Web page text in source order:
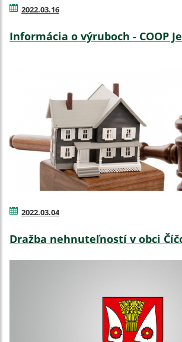
2022.03.16
Informácia o výruboch - COOP
2022.03.04
Dražba nehnuteľností v obci